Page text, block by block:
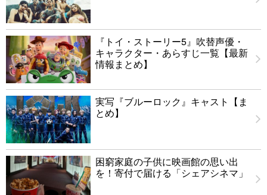
『トイ・ストーリー5』吹替声優・
キャラクター・あらすじ一覧【最新
情報まとめ】
実写『ブルーロック』キャスト【ま
とめ】
困窮家庭の子供に映画館の思い出
を！寄付で届ける「シェアシネマ」